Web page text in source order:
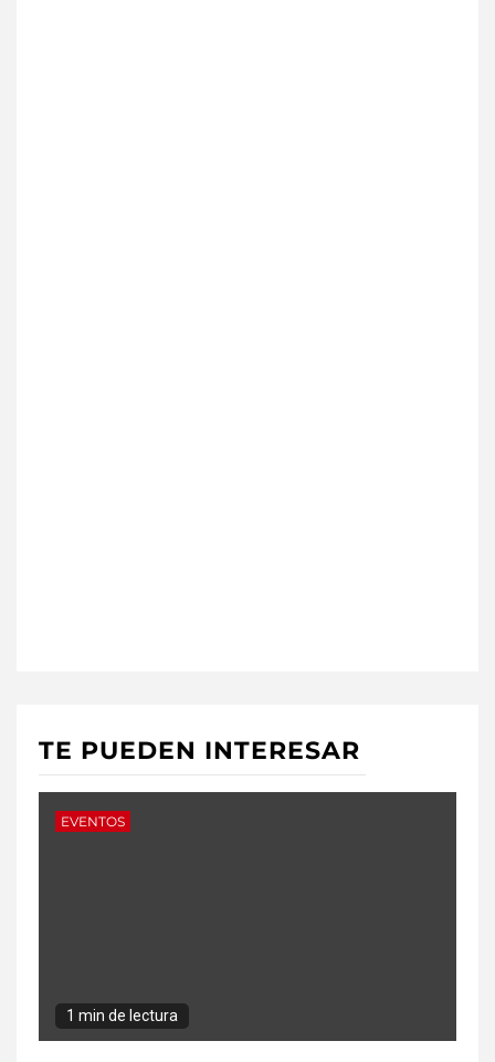
TE PUEDEN INTERESAR
EVENTOS
1 min de lectura